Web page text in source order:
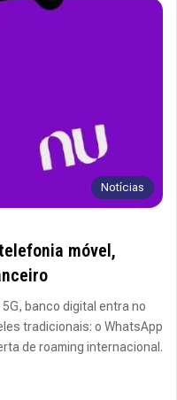
Notícias
móvel,
banco digital entra no
tradicionais: o WhatsApp
de roaming internacional.